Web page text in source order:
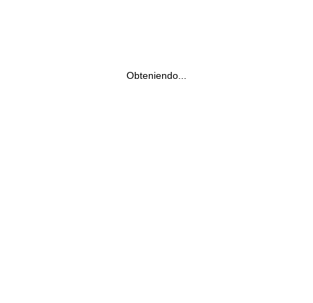
Obteniendo...